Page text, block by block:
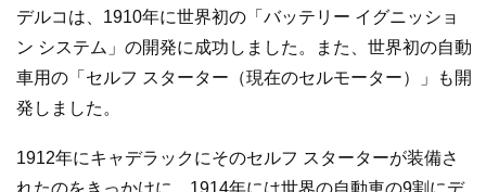
デルコは、1910年に世界初の「バッテリー イグニッショ
ン システム」の開発に成功しました。また、世界初の自動
車用の「セルフ スターター（現在のセルモーター）」も開
発しました。
1912年にキャデラックにそのセルフ スターターが装備さ
れたのをきっかけに、1914年には世界の自動車の9割にデ